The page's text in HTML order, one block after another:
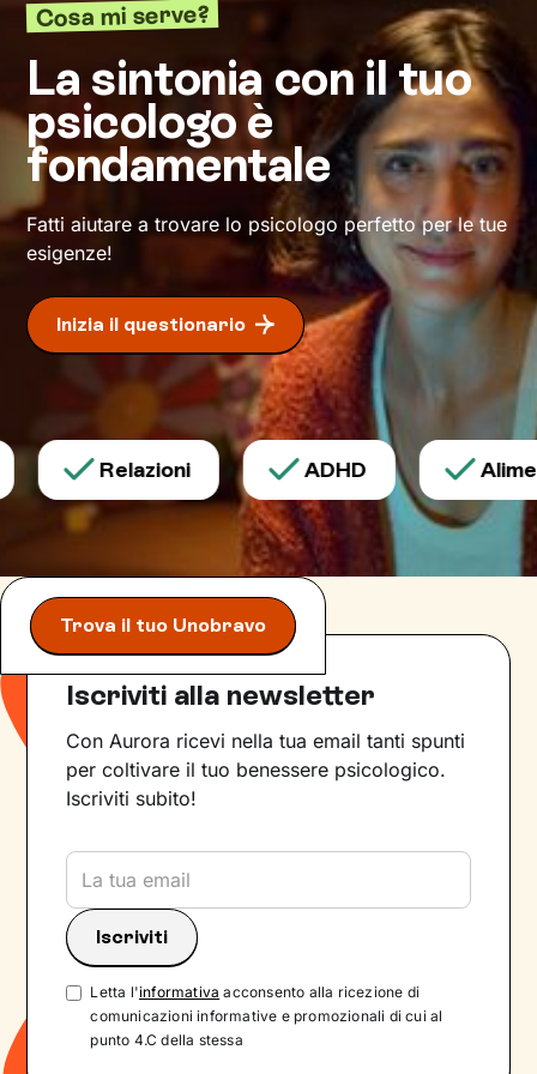
scoperta di tutti quegli aspetti di te che ti
definiscono ma di cui non sei ancora
pienamente cosciente.
Questo ti consentirà di riscoprire alcune tue
qualità che erano rimaste in secondo piano, e
di individuare risorse interiori che ti
permetteranno diesprimerti con modalità
nuove.
Cosa mi serve?
La sintonia con il tuo
psicologo è
fondamentale
Fatti aiutare a trovare lo psicologo perfetto per le tue
esigenze!
Inizia il questionario
Relazioni ADHD
Trova il tuo Unobravo
Iscriviti alla newsletter
Con Aurora ricevi nella tua email tanti spunti
per coltivare il tuo benessere psicologico.
Iscriviti subito!
Letta l'informativa acconsento alla ricezione di
comunicazioni informative e promozionali di cui al
punto 4.C della stessa